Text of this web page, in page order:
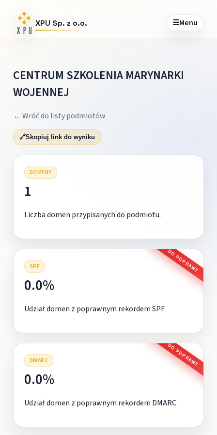
XPU Sp. z o.o. ☰Menu
CENTRUM SZKOLENIA MARYNARKI
WOJENNEJ
← Wróć do listy podmiotów
🔗Skopiuj link do wyniku
DOMENY
1
Liczba domen przypisanych do podmiotu.
SPF DO POPRAWY
0.0%
Udział domen z poprawnym rekordem SPF.
DMARC DO POPRAWY
0.0%
Udział domen z poprawnym rekordem DMARC.